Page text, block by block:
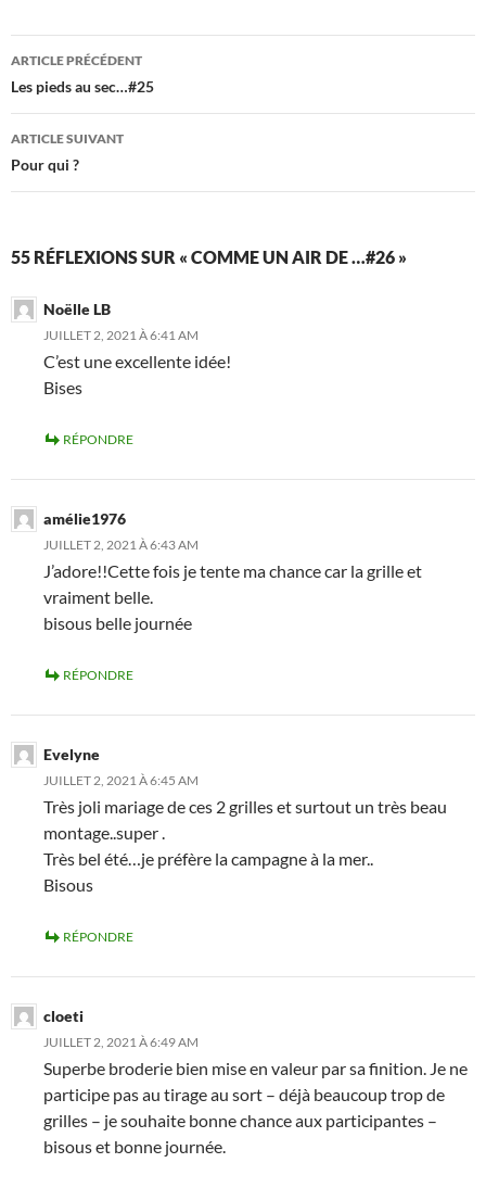
Navigation
des
articles
ARTICLE PRÉCÉDENT
Les pieds au sec…#25
ARTICLE SUIVANT
Pour qui ?
55 RÉFLEXIONS SUR « COMME UN AIR DE …#26 »
Noëlle LB
JUILLET 2, 2021 À 6:41 AM
C’est une excellente idée!
Bises
RÉPONDRE
amélie1976
JUILLET 2, 2021 À 6:43 AM
J’adore!!Cette fois je tente ma chance car la grille et
vraiment belle.
bisous belle journée
RÉPONDRE
Evelyne
JUILLET 2, 2021 À 6:45 AM
Très joli mariage de ces 2 grilles et surtout un très beau
montage..super .
Très bel été…je préfère la campagne à la mer..
Bisous
RÉPONDRE
cloeti
JUILLET 2, 2021 À 6:49 AM
Superbe broderie bien mise en valeur par sa finition. Je ne
participe pas au tirage au sort – déjà beaucoup trop de
grilles – je souhaite bonne chance aux participantes –
bisous et bonne journée.